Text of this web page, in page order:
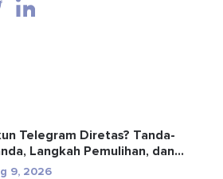
Telegram Diretas? Tanda-
Langkah Pemulihan, dan
9, 2026